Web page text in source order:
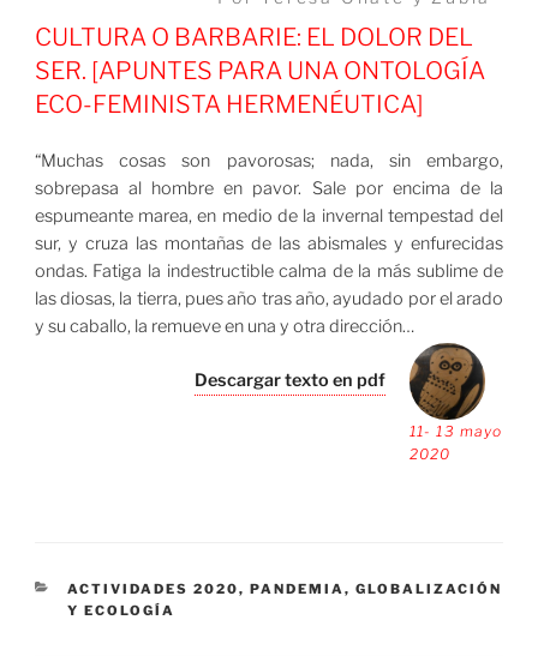
CULTURA O BARBARIE: EL DOLOR DEL
SER. [APUNTES PARA UNA ONTOLOGÍA
ECO-FEMINISTA HERMENÉUTICA]
“Muchas cosas son pavorosas; nada, sin embargo,
sobrepasa al hombre en pavor. Sale por encima de la
espumeante marea, en medio de la invernal tempestad del
sur, y cruza las montañas de las abismales y enfurecidas
ondas. Fatiga la indestructible calma de la más sublime de
las diosas, la tierra, pues año tras año, ayudado por el arado
y su caballo, la remueve en una y otra dirección…
11- 13 mayo
2020
Descargar texto en pdf
CATEGORÍAS
ACTIVIDADES 2020,PANDEMIA, GLOBALIZACIÓN
Y ECOLOGÍA